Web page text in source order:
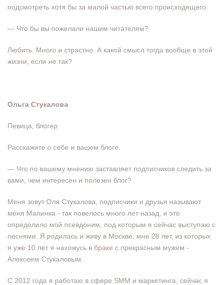
подсмотреть хотя бы за малой частью всего происходящего.
— Что бы вы пожелали нашим читателям?
Любить. Много и страстно. А какой смысл тогда вообще в этой
жизни, если не так?
Ольга Стукалова
Певица, блогер
Расскажите о себе и вашем блоге.
— Что по вашему мнению заставляет подписчиков следить за
вами, чем интересен и полезен блог?
Меня зовут Оля Стукалова, подписчики и друзья называют
меня Малинка - так повелось много лет назад, и это
определило мой псевдоним, под которым я сейчас выступаю с
песнями. Я родилась и живу в Москве, мне 28 лет, из которых
я уже 10 лет я нахожусь в браке с прекрасным мужем -
Алексеем Стукаловым.
С 2012 года я работаю в сфере SMM и маркетинга, сейчас я